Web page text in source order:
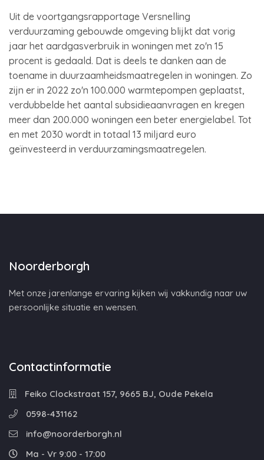
Uit de voortgangsrapportage Versnelling
verduurzaming gebouwde omgeving blijkt dat vorig
jaar het aardgasverbruik in woningen met zo'n 15
procent is gedaald. Dat is deels te danken aan de
toename in duurzaamheidsmaatregelen in woningen. Zo
zijn er in 2022 zo'n 100.000 warmtepompen geplaatst,
verdubbelde het aantal subsidieaanvragen en kregen
meer dan 200.000 woningen een beter energielabel. Tot
en met 2030 wordt in totaal 13 miljard euro
geïnvesteerd in verduurzamingsmaatregelen.
Noorderborgh
Met onze jarenlange ervaring kijken wij vakkundig naar uw
persoonlijke situatie en wensen.
Contactinformatie
Feiko Clockstraat 157, 9665 BJ, Oude Pekela
0598-431162
info@noorderborgh.nl
Ma - Vr 9:00 - 17:00